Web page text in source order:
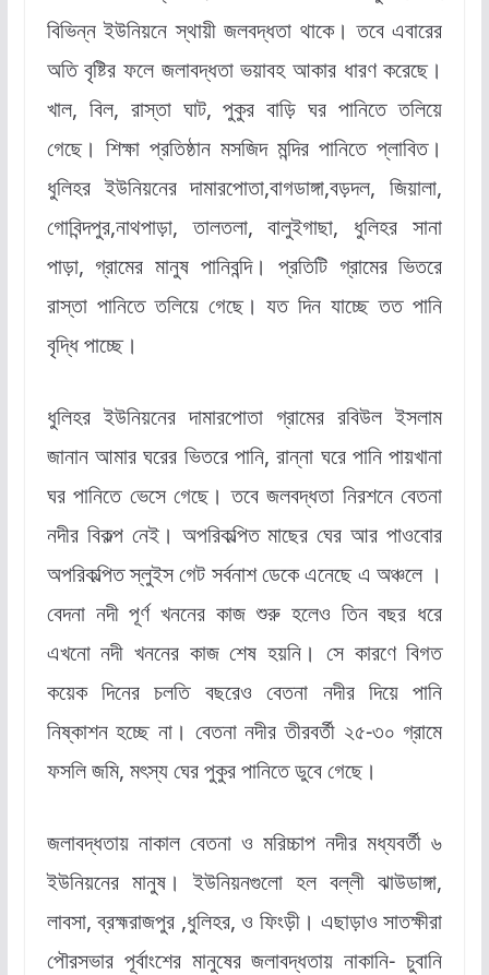
বিভিন্ন ইউনিয়নে স্থায়ী জলবদ্ধতা থাকে। তবে এবারের
অতি বৃষ্টির ফলে জলাবদ্ধতা ভয়াবহ আকার ধারণ করেছে।
খাল, বিল, রাস্তা ঘাট, পুকুর বাড়ি ঘর পানিতে তলিয়ে
গেছে। শিক্ষা প্রতিষ্ঠান মসজিদ মন্দির পানিতে প্লাবিত।
ধুলিহর ইউনিয়নের দামারপোতা,বাগডাঙ্গা,বড়দল, জিয়ালা,
গোবিন্দপুর,নাথপাড়া, তালতলা, বালুইগাছা, ধুলিহর সানা
পাড়া, গ্রামের মানুষ পানিবন্দি। প্রতিটি গ্রামের ভিতরে
রাস্তা পানিতে তলিয়ে গেছে। যত দিন যাচ্ছে তত পানি
বৃদ্ধি পাচ্ছে।
ধুলিহর ইউনিয়নের দামারপোতা গ্রামের রবিউল ইসলাম
জানান আমার ঘরের ভিতরে পানি, রান্না ঘরে পানি পায়খানা
ঘর পানিতে ভেসে গেছে। তবে জলবদ্ধতা নিরশনে বেতনা
নদীর বিকল্প নেই। অপরিকল্পিত মাছের ঘের আর পাওবোর
অপরিকল্পিত স্লুইস গেট সর্বনাশ ডেকে এনেছে এ অঞ্চলে ।
বেদনা নদী পূর্ণ খননের কাজ শুরু হলেও তিন বছর ধরে
এখনো নদী খননের কাজ শেষ হয়নি। সে কারণে বিগত
কয়েক দিনের চলতি বছরেও বেতনা নদীর দিয়ে পানি
নিষ্কাশন হচ্ছে না। বেতনা নদীর তীরবর্তী ২৫-৩০ গ্রামে
ফসলি জমি, মৎস্য ঘের পুকুর পানিতে ডুবে গেছে।
জলাবদ্ধতায় নাকাল বেতনা ও মরিচ্চাপ নদীর মধ্যবর্তী ৬
ইউনিয়নের মানুষ। ইউনিয়নগুলো হল বল্লী ঝাউডাঙ্গা,
লাবসা, ব্রহ্মরাজপুর ,ধুলিহর, ও ফিংড়ী। এছাড়াও সাতক্ষীরা
পৌরসভার পূর্বাংশের মানুষের জলাবদ্ধতায় নাকানি- চুবানি